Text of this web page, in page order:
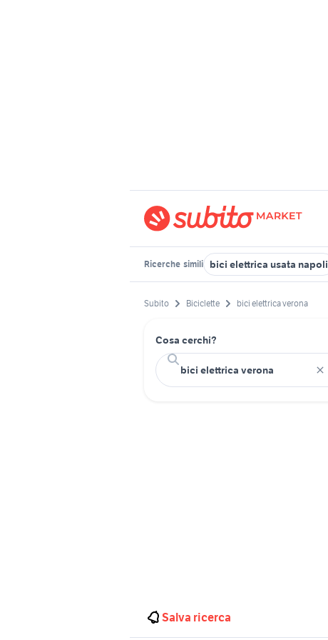
Ricerche simili bici elettrica usata napoli
Subito Biciclette bici elettrica verona
Cosa cerchi?
Salva ricerca